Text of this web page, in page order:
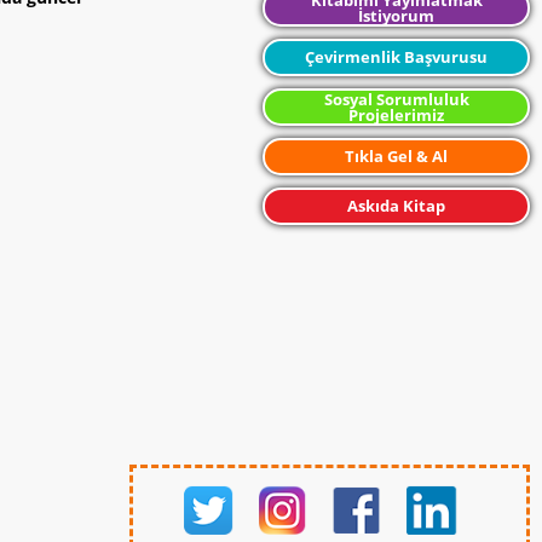
İstiyorum
Çevirmenlik Başvurusu
Sosyal Sorumluluk
Projelerimiz
Tıkla Gel & Al
Askıda Kitap